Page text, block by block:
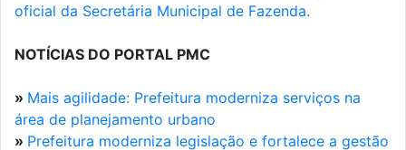
oficial da Secretária Municipal de Fazenda.
NOTÍCIAS DO PORTAL PMC
» Mais agilidade: Prefeitura moderniza serviços na
área de planejamento urbano
» Prefeitura moderniza legislação e fortalece a gestão